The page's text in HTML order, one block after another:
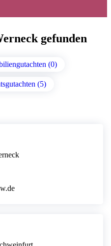
gefunden
(0)
(5)